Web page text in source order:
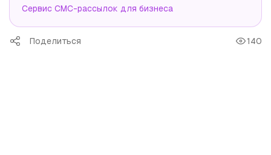
Сервис СМС-рассылок для бизнеса
Поделиться 140